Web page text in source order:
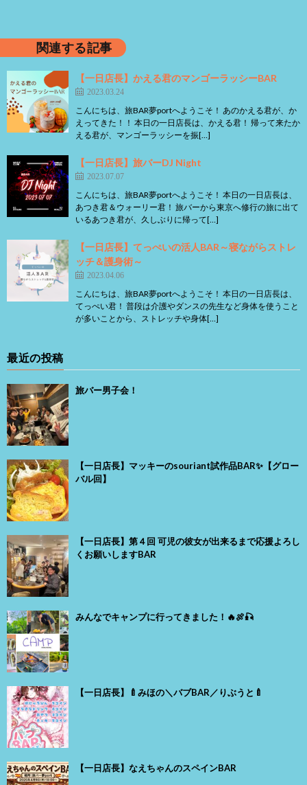
関連する記事
【一日店長】かえる君のマンゴーラッシーBAR
2023.03.24
こんにちは、旅BAR夢portへようこそ！ あのかえる君が、か
えってきた！！ 本日の一日店長は、かえる君！ 帰って来たか
える君が、マンゴーラッシーを振[…]
【一日店長】旅バーDJ Night
2023.07.07
こんにちは、旅BAR夢portへようこそ！ 本日の一日店長は、
あつき君＆ウォーリー君！ 旅バーから東京へ修行の旅に出て
いるあつき君が、久しぶりに帰って[…]
【一日店長】てっぺいの活人BAR～寝ながらストレ
ッチ＆護身術～
2023.04.06
こんにちは、旅BAR夢portへようこそ！ 本日の一日店長は、
てっぺい君！ 普段は介護やダンスの先生など身体を使うこと
が多いことから、ストレッチや身体[…]
最近の投稿
旅バー男子会！
【一日店長】マッキーのsouriant試作品BAR✨【グロー
バル回】
【一日店長】第４回 可児の彼女が出来るまで応援よろし
くお願いしますBAR
みんなでキャンプに行ってきました！🔥🍖🎣
【一日店長】🍼みほの＼バブBAR／りぶうと🍼
【一日店長】なえちゃんのスペインBAR